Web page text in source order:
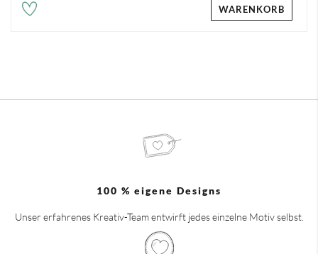
WARENKORB
100 % eigene Designs
Unser erfahrenes Kreativ-Team entwirft jedes einzelne Motiv selbst.